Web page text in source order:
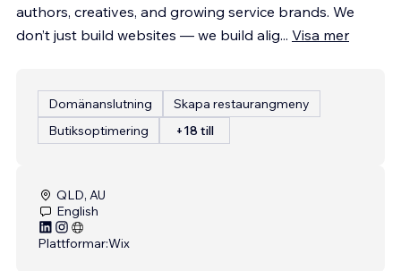
authors, creatives, and growing service brands. We
don’t just build websites — we build alig... Visa mer
Domänanslutning
Skapa restaurangmeny
Butiksoptimering
+18 till
QLD, AU
English
Plattformar:Wix